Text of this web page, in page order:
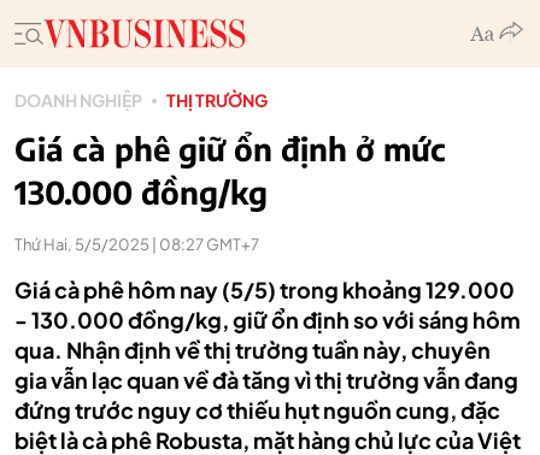
DOANH NGHIỆP THỊ TRƯỜNG
Giá cà phê giữ ổn định ở mức
130.000 đồng/kg
Thứ Hai, 5/5/2025 | 08:27 GMT+7
Giá cà phê hôm nay (5/5) trong khoảng 129.000
- 130.000 đồng/kg, giữ ổn định so với sáng hôm
qua. Nhận định về thị trường tuần này, chuyên
gia vẫn lạc quan về đà tăng vì thị trường vẫn đang
đứng trước nguy cơ thiếu hụt nguồn cung, đặc
biệt là cà phê Robusta, mặt hàng chủ lực của Việt